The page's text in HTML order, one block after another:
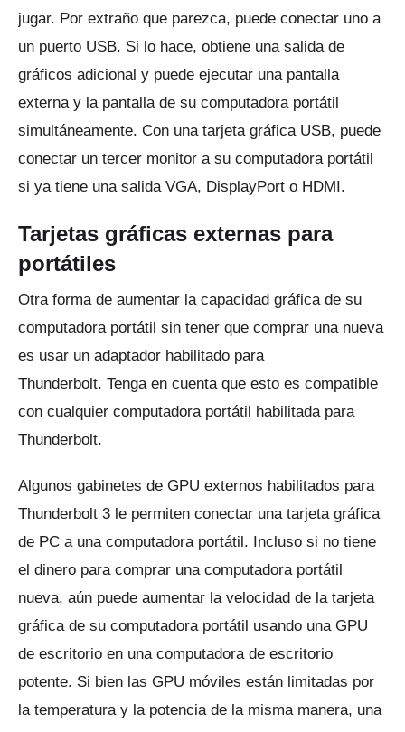
jugar. Por extraño que parezca, puede conectar uno a
un puerto USB. Si lo hace, obtiene una salida de
gráficos adicional y puede ejecutar una pantalla
externa y la pantalla de su computadora portátil
simultáneamente. Con una tarjeta gráfica USB, puede
conectar un tercer monitor a su computadora portátil
si ya tiene una salida VGA, DisplayPort o HDMI.
Tarjetas gráficas externas para
portátiles
Otra forma de aumentar la capacidad gráfica de su
computadora portátil sin tener que comprar una nueva
es usar un adaptador habilitado para
Thunderbolt. Tenga en cuenta que esto es compatible
con cualquier computadora portátil habilitada para
Thunderbolt.
Algunos gabinetes de GPU externos habilitados para
Thunderbolt 3 le permiten conectar una tarjeta gráfica
de PC a una computadora portátil. Incluso si no tiene
el dinero para comprar una computadora portátil
nueva, aún puede aumentar la velocidad de la tarjeta
gráfica de su computadora portátil usando una GPU
de escritorio en una computadora de escritorio
potente. Si bien las GPU móviles están limitadas por
la temperatura y la potencia de la misma manera, una